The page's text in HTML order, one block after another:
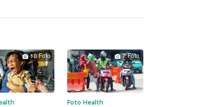
10 Foto 7 Foto
Foto Health